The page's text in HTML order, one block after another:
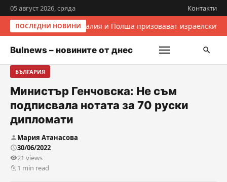
05 август 2026, сряда Контакти
ПОСЛЕДНИ НОВИНИИталия и Полша призовават
Bulnews – новините от днес
БЪЛГАРИЯ
Министър Генчовска: Не съм
подписвала нотата за 70 руски
дипломати
Мария Атанасова
30/06/2022
21 views
1 min read